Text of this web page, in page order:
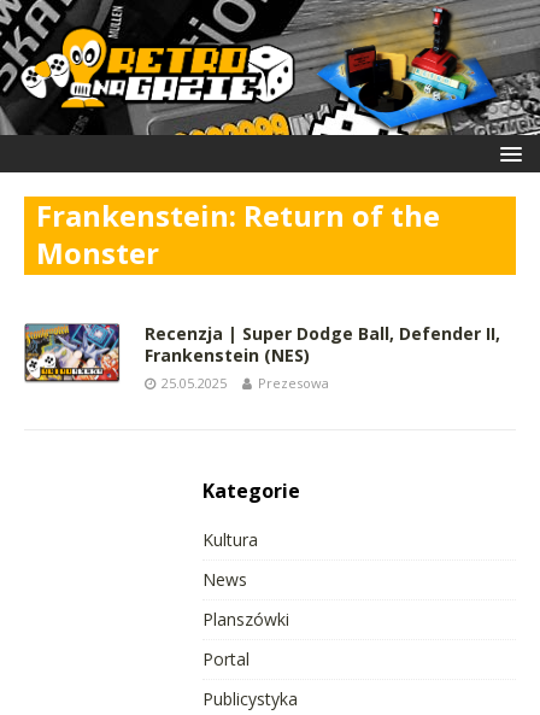
Frankenstein: Return of the
Monster
Recenzja | Super Dodge Ball, Defender II,
Frankenstein (NES)
25.05.2025 Prezesowa
Kategorie
Kultura
News
Planszówki
Portal
Publicystyka